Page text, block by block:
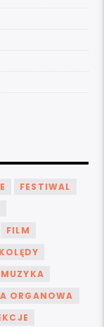
FESTIWAL
FILM
KOLĘDY
MUZYKA
ORGANOWA